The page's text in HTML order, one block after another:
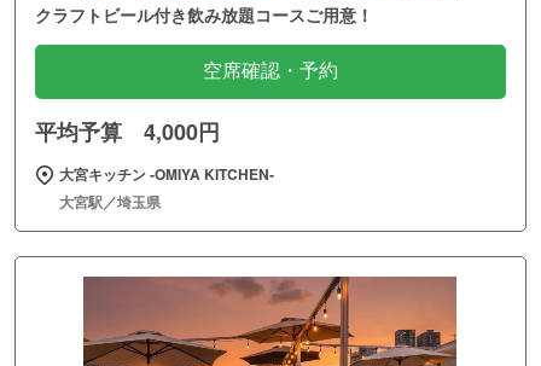
クラフトビール付き飲み放題コースご用意！
空席確認・予約
平均予算 4,000円
大宮キッチン ‐OMIYA KITCHEN‐
大宮駅／埼玉県